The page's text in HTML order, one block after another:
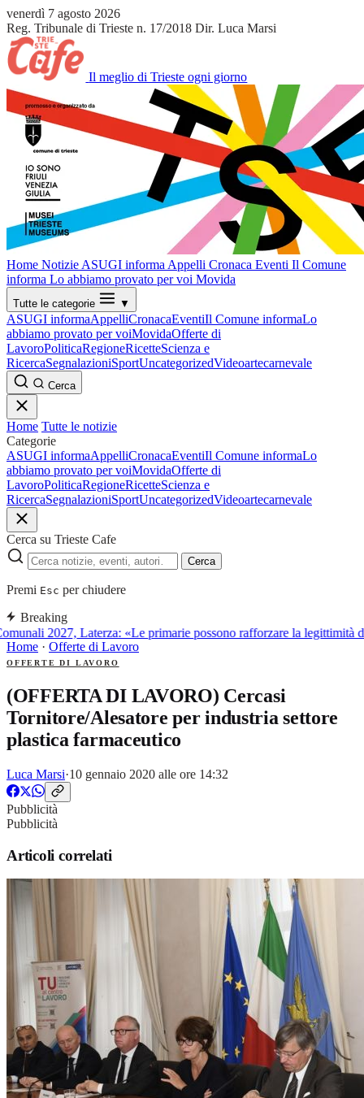
venerdì 7 agosto 2026
Reg. Tribunale di Trieste n. 17/2018 Dir. Luca Marsi
Il meglio di Trieste ogni giorno
Home Notizie ASUGI informa Appelli Cronaca Eventi Il Comune
informa Lo abbiamo provato per voi Movida
Tutte le categorie ▼
ASUGI informaAppelliCronacaEventiIl Comune informaLo
abbiamo provato per voiMovidaOfferte di
LavoroPoliticaRegioneRicetteScienza e
RicercaSegnalazioniSportUncategorizedVideoartecarnevale
Cerca
Home Tutte le notizie
Categorie
ASUGI informaAppelliCronacaEventiIl Comune informaLo
abbiamo provato per voiMovidaOfferte di
LavoroPoliticaRegioneRicetteScienza e
RicercaSegnalazioniSportUncategorizedVideoartecarnevale
Cerca su Trieste Cafe
Cerca
Premi Esc per chiudere
Breaking
2027, Laterza: «Le primarie possono rafforzare la legittimità
Home · Offerte di Lavoro
OFFERTE DI LAVORO
(OFFERTA DI LAVORO) Cercasi
Tornitore/Alesatore per industria settore
plastica farmaceutico
Luca Marsi·10 gennaio 2020 alle ore 14:32
Pubblicità
Pubblicità
Articoli correlati